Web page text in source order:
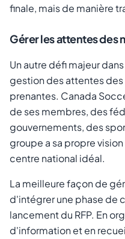
finale, mais de manière
Gérer les attentes des
Un autre défi majeur
gestion des attentes
prenantes. Canada
de ses membres, des
gouvernements, des
groupe a sa propre
centre national idéal.
La meilleure façon de
d'intégrer une phase de
lancement du RFP. En
d'information et en